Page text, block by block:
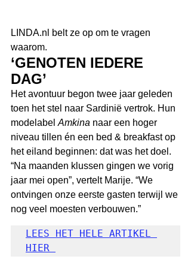
LINDA.nl belt ze op om te vragen
waarom.
‘GENOTEN IEDERE
DAG’
Het avontuur begon twee jaar geleden
toen het stel naar Sardinië vertrok. Hun
modelabel Amkina naar een hoger
niveau tillen én een bed & breakfast op
het eiland beginnen: dat was het doel.
“Na maanden klussen gingen we vorig
jaar mei open”, vertelt Marije. “We
ontvingen onze eerste gasten terwijl we
nog veel moesten verbouwen.”
LEES HET HELE ARTIKEL
HIER